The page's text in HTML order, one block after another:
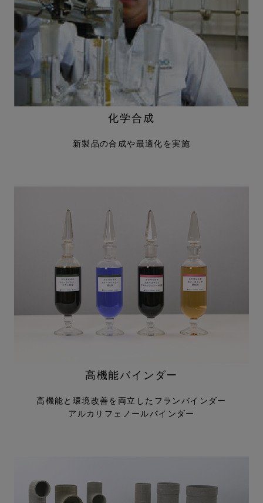
化学合成
新製品の合成や最適化を実施
高機能バインダー
高機能と環境改善を両立した フランバインダー
アルカリフェノールバインダー